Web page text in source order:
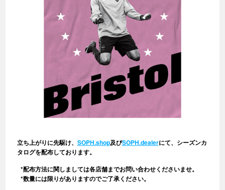
立ち上がりに先駆け、 SOPH.shop及びSOPH.dealerにて、シーズンカ
タログを配布しております。
*配布方法に関しましては各店舗までお問い合わせくださいませ。
*数量には限りがありますのでご了承ください。